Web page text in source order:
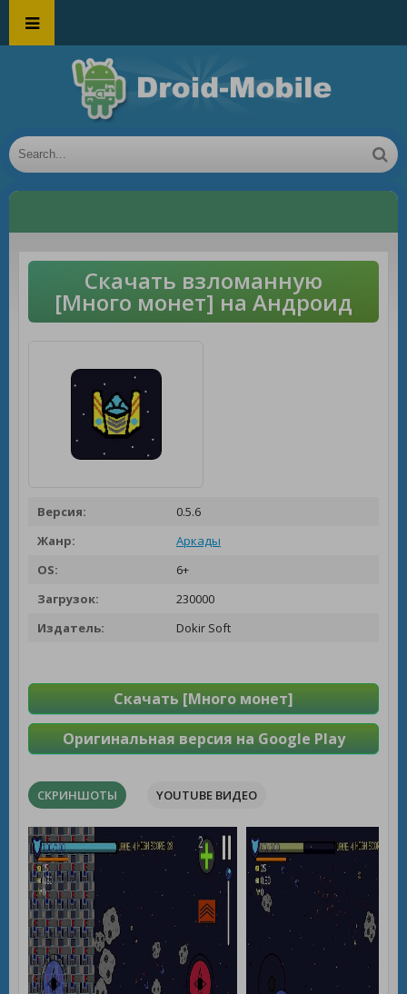
Скачать взломанную
[Много монет] на Андроид
Версия:
0.5.6
Жанр:
Аркады
OS:
6+
Загрузок:
230000
Издатель:
Dokir Soft
Скачать [Много монет]
Оригинальная версия на Google Play
СКРИНШОТЫ YOUTUBE ВИДЕО